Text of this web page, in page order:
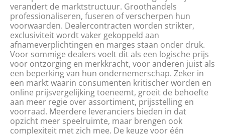
verandert de marktstructuur. Groothandels
professionaliseren, fuseren of verscherpen hun
voorwaarden. Dealercontracten worden strikter,
exclusiviteit wordt vaker gekoppeld aan
afnameverplichtingen en marges staan onder druk.
Voor sommige dealers voelt dit als een logische prijs
voor ontzorging en merkkracht, voor anderen juist als
een beperking van hun ondernemerschap. Zeker in
een markt waarin consumenten kritischer worden en
online prijsvergelijking toeneemt, groeit de behoefte
aan meer regie over assortiment, prijsstelling en
voorraad. Meerdere leveranciers bieden in dat
opzicht meer speelruimte, maar brengen ook
complexiteit met zich mee. De keuze voor één